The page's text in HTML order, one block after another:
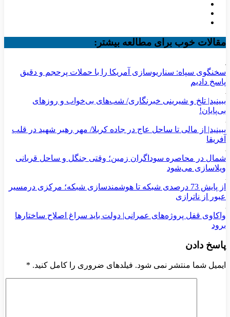
مقالات خوب برای مطالعه بیشتر:
سخنگوی سپاه: سناریوسازی آمریکا را با حملات پرحجم‌‌ و دقیق‌
پاسخ دادیم
ببینید| تلخ و شیرینی خبرنگاری/‌ شب‌های بی‌خواب و روزهای
بی‌پایان!
ببینید| از مالی تا ساحل عاج در جاده کربلا/ مهر رهبر شهید در قلب
آفریقا
شمال در محاصره سوداگران زمین؛ وقتی جنگل و ساحل قربانی
ویلاسازی می‌شود
از پایش 73 درصدی شبکه تا هوشمندسازی شبکه؛ مرکزی درمسیر
عبور از ناترازی
واکاوی قفل پروژه‌های عمرانی| دولت باید سراغ اصلاح ساختارها
برود
پاسخ دادن
ایمیل شما منتشر نمی شود. فیلدهای ضروری را کامل کنید. *